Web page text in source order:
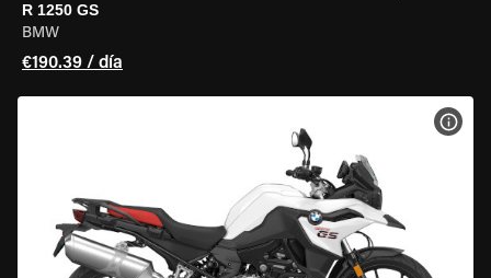
R 1250 GS
BMW
€190.39 / día
VER